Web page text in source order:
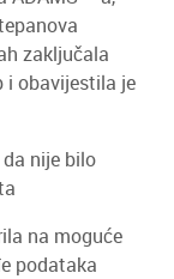
zaključala
i obavijestila je
nije bilo
na moguće
podataka